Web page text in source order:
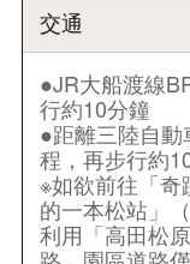
交通
●JR大船渡線
行約10分鐘
●距離三陸自
程，再步行約
※如欲前往「
的一本松站」
利用「高田松